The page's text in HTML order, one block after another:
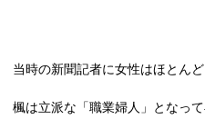
当時の新聞記者に女性はほとんど
楓は立派な「職業婦人」となって